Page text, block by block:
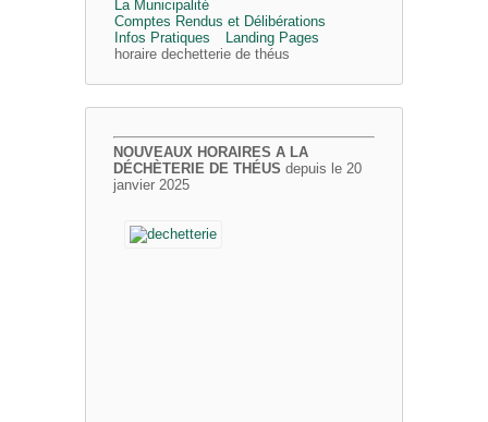
La Municipalité
Comptes Rendus et Délibérations
Infos Pratiques
Landing Pages
horaire dechetterie de théus
NOUVEAUX HORAIRES A LA
DÉCHÈTERIE DE THÉUS depuis le 20
janvier 2025